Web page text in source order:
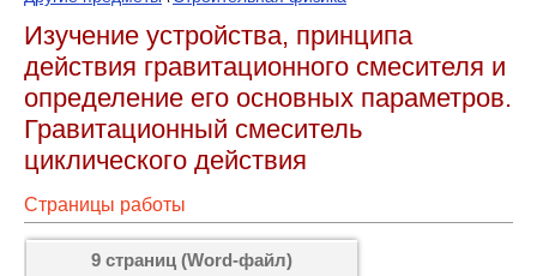
Изучение устройства, принципа
действия гравитационного смесителя и
определение его основных параметров.
Гравитационный смеситель
циклического действия
Страницы работы
9 страниц (Word-файл)